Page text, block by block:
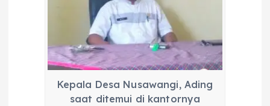
Kepala Desa Nusawangi, Ading
saat ditemui di kantornya